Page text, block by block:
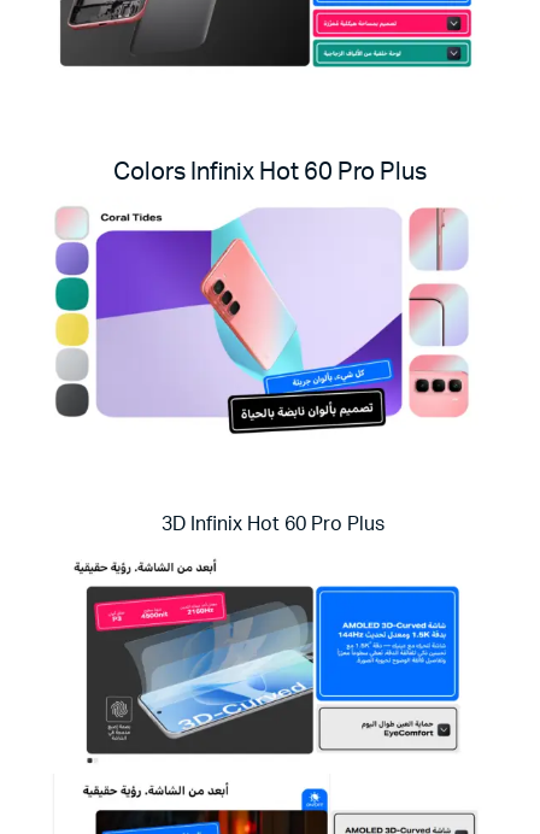
Colors Infinix Hot 60 Pro Plus
3D Infinix Hot 60 Pro Plus